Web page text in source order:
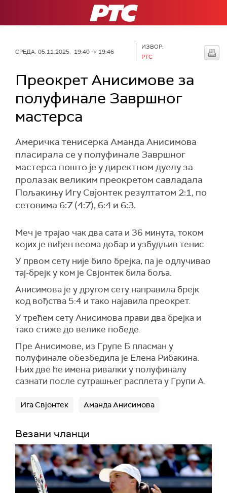
РТС
СРЕДА, 05.11.2025, 19:40 -> 19:46
ИЗВОР:
РТС
Преокрет Анисимове за
полуфинале Завршног
мастерса
Америчка тенисерка Аманда Анисимова
пласирала се у полуфинале Завршног
мастерса пошто је у директном дуелу за
пролазак великим преокретом савладала
Пољакињу Игу Свјонтек резултатом 2:1, по
сетовима 6:7 (4:7), 6:4 и 6:3.
Меч је трајао чак два сата и 36 минута, током
којих је виђен веома добар и узбудљив тенис.
У првом сету није било брејка, па је одлучивао
тај-брејк у ком је Свјонтек била боља.
Анисимова је у другом сету направила брејк
код вођства 5:4 и тако најавила преокрет.
У трећем сету Анисимова прави два брејка и
тако стиже до велике победе.
Пре Анисимове, из Групе Б пласман у
полуфинале обезбедила је Елена Рибакина.
Њих две ће имена ривалки у полуфиналу
сазнати после сутрашњег расплета у Групи А.
Ига Свјонтек Аманда Анисимова
Везани чланци